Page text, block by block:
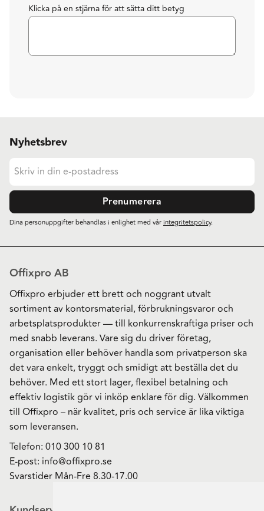
Klicka på en stjärna för att sätta ditt betyg
Nyhetsbrev
Prenumerera
Dina personuppgifter behandlas i enlighet med vårintegritetspolicy.
Offixpro AB
Offixpro erbjuder ett brett och noggrant utvalt
sortiment av kontorsmaterial, förbrukningsvaror och
arbetsplatsprodukter — till konkurrenskraftiga priser och
med snabb leverans. Vare sig du driver företag,
organisation eller behöver handla som privatperson ska
det vara enkelt, tryggt och smidigt att beställa det du
behöver. Med ett stort lager, flexibel betalning och
effektiv logistik gör vi inköp enklare för dig. Välkommen
till Offixpro – när kvalitet, pris och service är lika viktiga
som leveransen.
Telefon: 010 300 10 81
E-post: info@offixpro.se
Svarstider Mån-Fre 8.30-17.00